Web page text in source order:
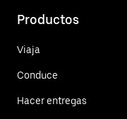
Productos
Viaja
Conduce
Hacer entregas